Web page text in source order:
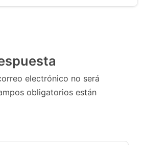
electrónico no será
obligatorios están